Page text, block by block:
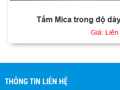
Tấm Mica trong độ
Giá: Liên
THÔNG TIN LIÊN HỆ